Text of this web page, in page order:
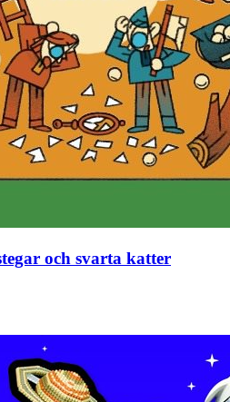
och svarta katter